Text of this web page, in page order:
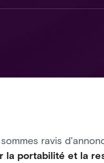
ravis
la portabilité et la